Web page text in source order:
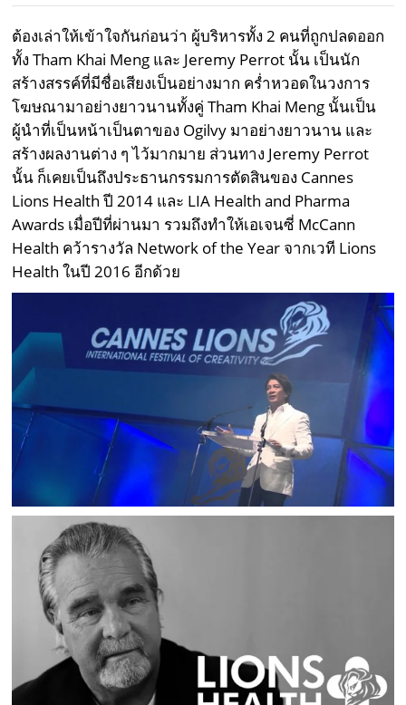
ต้องเล่าให้เข้าใจกันก่อนว่า ผู้บริหารทั้ง 2 คนที่ถูกปลดออก
ทั้ง Tham Khai Meng และ Jeremy Perrot นั้น เป็นนัก
สร้างสรรค์ที่มีชื่อเสียงเป็นอย่างมาก คร่ำหวอดในวงการ
โฆษณามาอย่างยาวนานทั้งคู่ Tham Khai Meng นั้นเป็น
ผู้นำที่เป็นหน้าเป็นตาของ Ogilvy มาอย่างยาวนาน และ
สร้างผลงานต่าง ๆ ไว้มากมาย ส่วนทาง Jeremy Perrot
นั้น ก็เคยเป็นถึงประธานกรรมการตัดสินของ Cannes
Lions Health ปี 2014 และ LIA Health and Pharma
Awards เมื่อปีที่ผ่านมา รวมถึงทำให้เอเจนซี่ McCann
Health คว้ารางวัล Network of the Year จากเวที Lions
Health ในปี 2016 อีกด้วย